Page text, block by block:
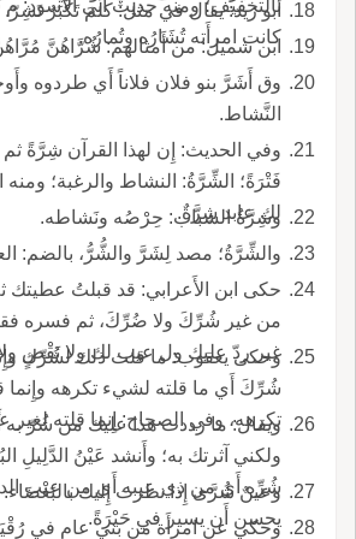
بالتخفيف؛ ومنه حديث أَبي الأَسود:
كانت امرأَته تُشَارُه وتُمارُه.
أَبو زيد: يقال في مثل: كلَّمَ تَكْبَرُ تَشِرّ.
ابن شميل: من أَمثالهم: شُرَّاهُنَّ
وق أَشَرَّ بنو فلان فلاناً أَي طردوه
النَّشاط.
وفي الحديث: إِن لهذا القرآن شِرَّةً ثم
فَتْرَةً؛ الشِّرَّةُ: النشاط والرغبة؛ ومنه
لك عابد شِرَّةٌ.
وشِرَّةُ الشباب: حِرْصُه ونَشاطه.
والشِّرَّةُ؛ مصد لِشَرَّ والشُّرُّ، بالضم:
حكى ابن الأَعرابي: قد قبلتُ عطيتك
من غير شُرِّكَ ولا ضُرِّكَ، ثم فسره
غير ردّ عليك ول عيب لك ولا نَقْصٍ ولا
وحكى يعقوب: ما قلت ذلك لشُرِّك
شُرِّكَ أَي ما قلته لشيء تكرهه وإِنما
تكرهه، وفي الصحاح: إِنما قلته لغير
ويقال: ما رددت هذا عليك من شُرّ
ولكني آثرتك به؛ وأَنشد عَيْنُ الدَّلِيلِ
شُرِّه أَي من ذي عيبه أَي من عيب
يحسن أَن يسير في حَيْرَةً.
وعينٌ شُرَّى إِذا نظرت إِليك بالبَغْضَاء.
وحكي عن امرأَة من بني عام في